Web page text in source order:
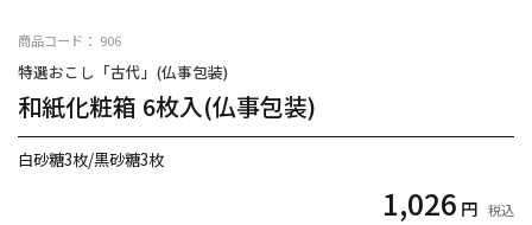
商品コード： 906
特選おこし「古代」(仏事包装)
和紙化粧箱 6枚入(仏事包装)
白砂糖3枚/黒砂糖3枚
1,026 円 税込